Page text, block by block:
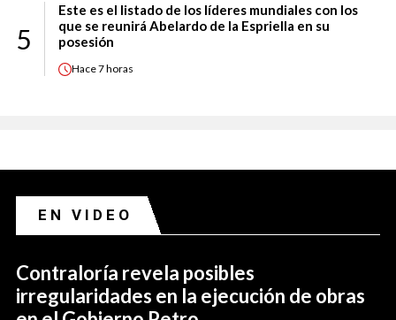
5
Este es el listado de los líderes mundiales con los
que se reunirá Abelardo de la Espriella en su
posesión
Hace7 horas
EN VIDEO
Contraloría revela posibles
irregularidades en la ejecución de obras